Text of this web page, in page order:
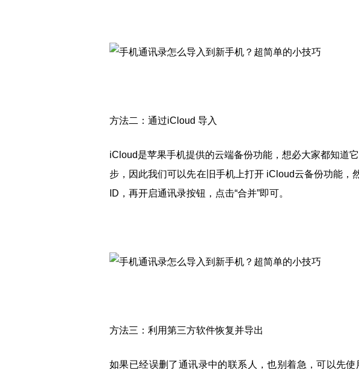
方法二：通过iCloud 导入
iCloud是苹果手机提供的云端备份功能，想必大家都知道
步，因此我们可以先在旧手机上打开 iCloud云备份功能，
ID，再开启通讯录按钮，点击“合并”即可。
方法三：利用第三方软件恢复并导出
如果已经误删了通讯录中的联系人，也别着急，可以先